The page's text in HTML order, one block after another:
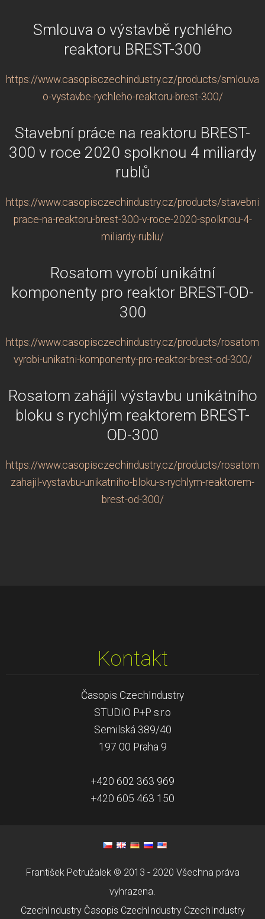
Smlouva o výstavbě rychlého
reaktoru BREST-300
https://www.casopisczechindustry.cz/products/smlouva-
o-vystavbe-rychleho-reaktoru-brest-300/
Stavební práce na reaktoru BREST-
300 v roce 2020 spolknou 4 miliardy
rublů
https://www.casopisczechindustry.cz/products/stavebni-
prace-na-reaktoru-brest-300-v-roce-2020-spolknou-4-
miliardy-rublu/
Rosatom vyrobí unikátní
komponenty pro reaktor BREST-OD-
300
https://www.casopisczechindustry.cz/products/rosatom-
vyrobi-unikatni-komponenty-pro-reaktor-brest-od-300/
Rosatom zahájil výstavbu unikátního
bloku s rychlým reaktorem BREST-
OD-300
https://www.casopisczechindustry.cz/products/rosatom-
zahajil-vystavbu-unikatniho-bloku-s-rychlym-reaktorem-
brest-od-300/
Kontakt
Časopis CzechIndustry
STUDIO P+P s.r.o
Semilská 389/40
197 00 Praha 9
+420 602 363 969
+420 605 463 150
František Petružalek © 2013 - 2020 Všechna práva
vyhrazena.
CzechIndustry Časopis CzechIndustry CzechIndustry